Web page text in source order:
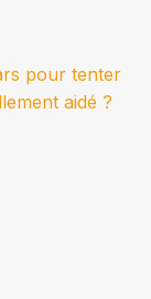
pour tenter
aidé ?